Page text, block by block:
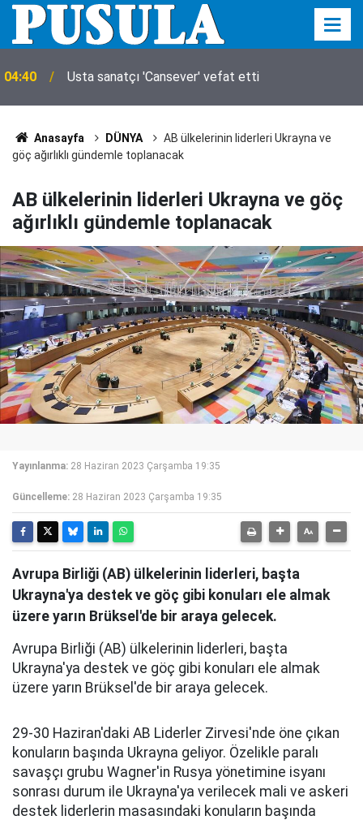
04:31 Arsenal'de Bruno Guimaraes mutluluğu
Anasayfa DÜNYA
AB ülkelerinin liderleri Ukrayna ve
göç ağırlıklı gündemle toplanacak
AB ülkelerinin liderleri Ukrayna ve göç
ağırlıklı gündemle toplanacak
Yayınlanma: 28 Haziran 2023 Çarşamba 19:35
Güncelleme: 28 Haziran 2023 Çarşamba 19:35
Avrupa Birliği (AB) ülkelerinin liderleri, başta
Ukrayna'ya destek ve göç gibi konuları ele almak
üzere yarın Brüksel'de bir araya gelecek.
Avrupa Birliği (AB) ülkelerinin liderleri, başta
Ukrayna'ya destek ve göç gibi konuları ele almak
üzere yarın Brüksel'de bir araya gelecek.
29-30 Haziran'daki AB Liderler Zirvesi'nde öne çıkan
konuların başında Ukrayna geliyor. Özelikle paralı
savaşçı grubu Wagner'in Rusya yönetimine isyanı
sonrası durum ile Ukrayna'ya verilecek mali ve askeri
destek liderlerin masasındaki konuların başında